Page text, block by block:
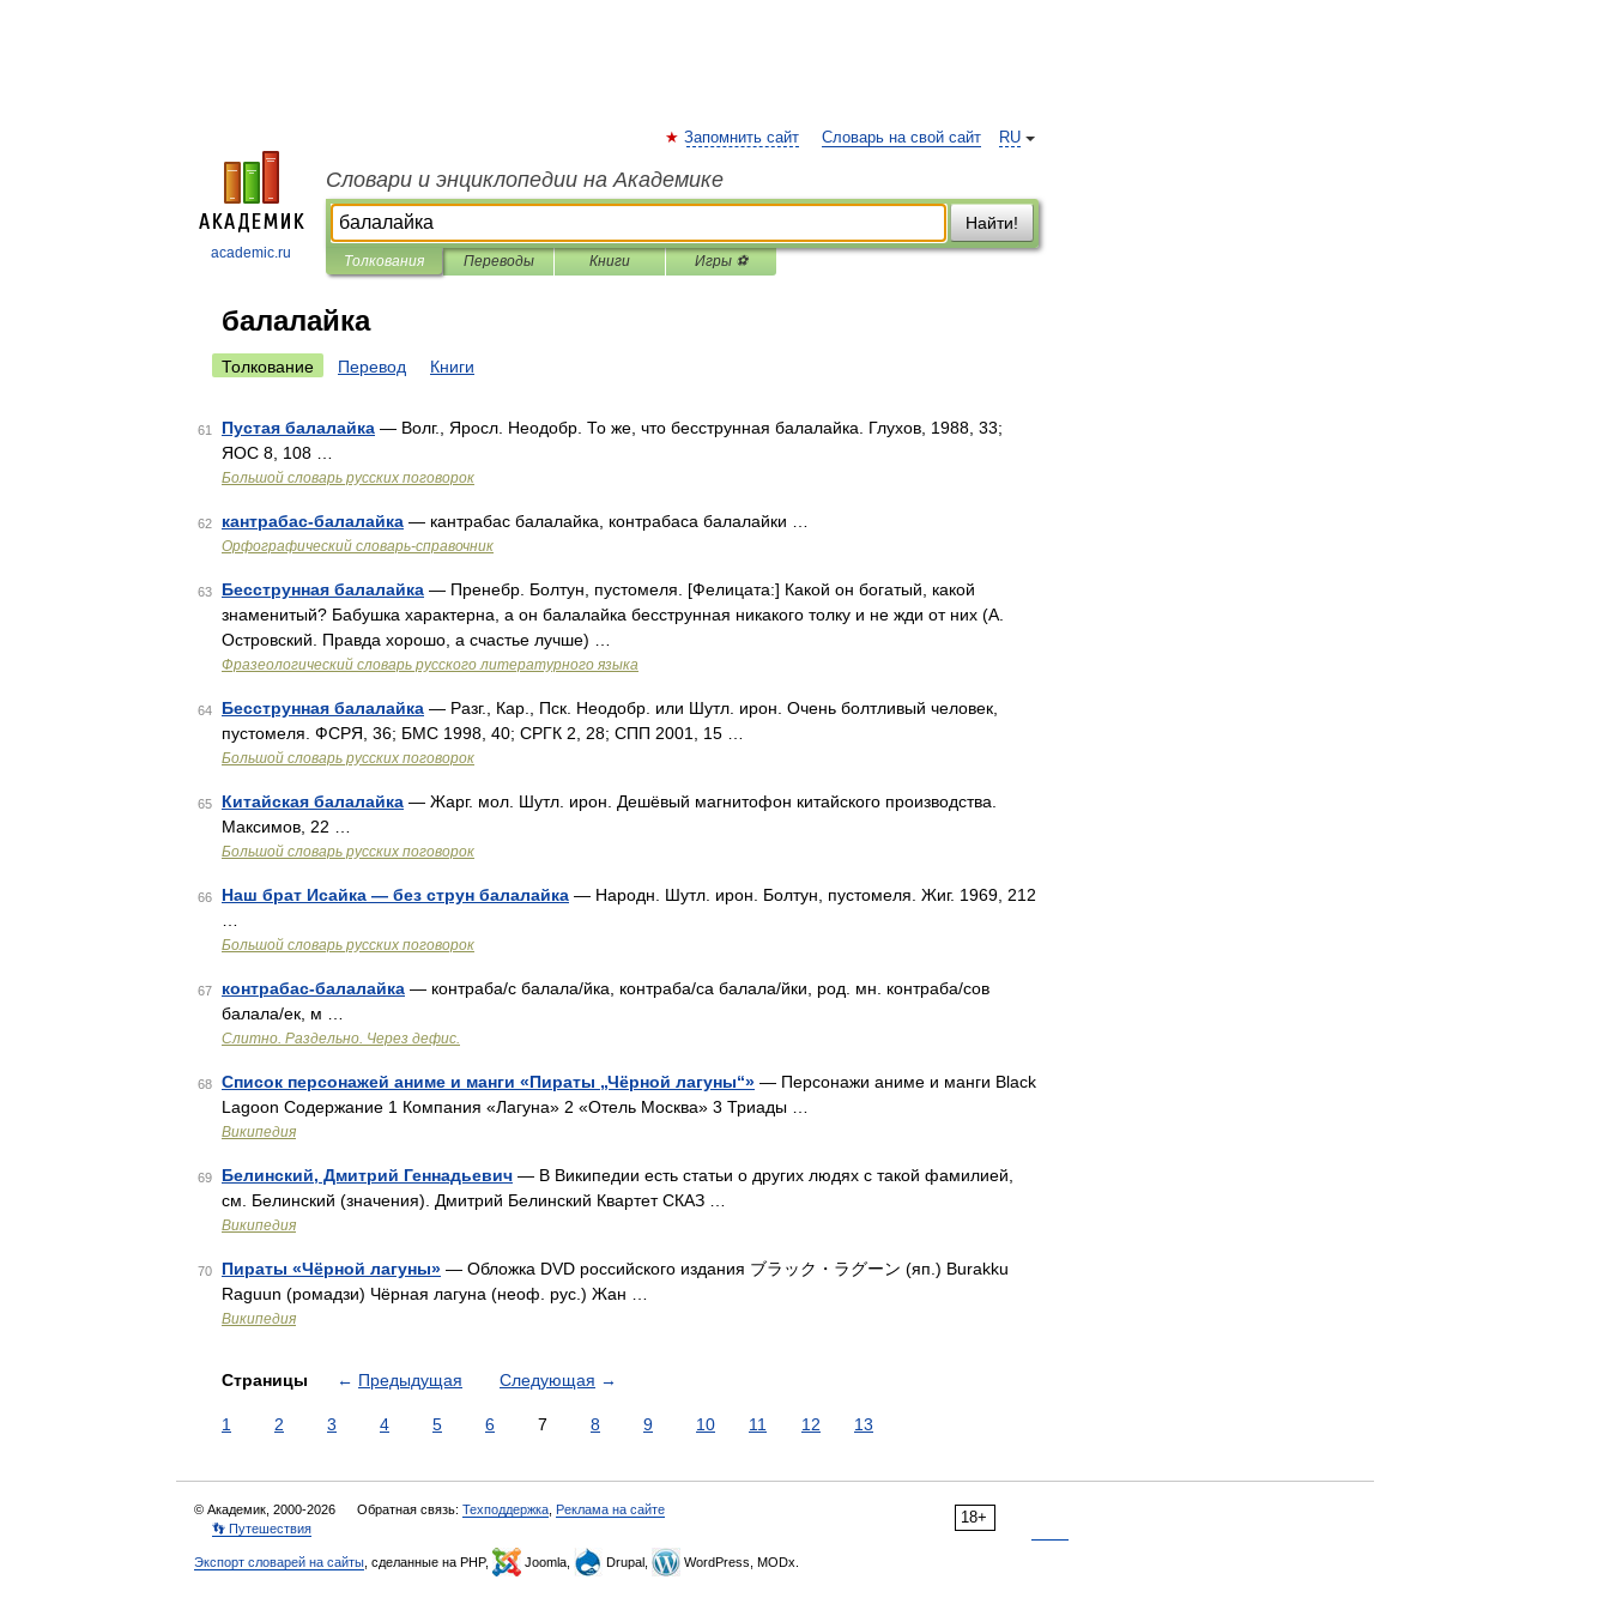
academic.ru
RU
Запомнить сайт Словарь на свой сайт
Словари и энциклопедии на Академике
Найти!
Толкования Переводы Книги Игры ⚽
балалайка
Толкование Перевод Книги
61 Пустая балалайка — Волг., Яросл. Неодобр. То же, что бесструнная балалайка. Глухов, 1988, 33;
ЯОС 8, 108 …
Большой словарь русских поговорок
62 кантрабас-балалайка — кантрабас балалайка, контрабаса балалайки …
Орфографический словарь-справочник
63 Бесструнная балалайка — Пренебр. Болтун, пустомеля. [Фелицата:] Какой он богатый, какой
знаменитый? Бабушка характерна, а он балалайка бесструнная никакого толку и не жди от них (А.
Островский. Правда хорошо, а счастье лучше) …
Фразеологический словарь русского литературного языка
64 Бесструнная балалайка — Разг., Кар., Пск. Неодобр. или Шутл. ирон. Очень болтливый человек,
пустомеля. ФСРЯ, 36; БМС 1998, 40; СРГК 2, 28; СПП 2001, 15 …
Большой словарь русских поговорок
65 Китайская балалайка — Жарг. мол. Шутл. ирон. Дешёвый магнитофон китайского производства.
Максимов, 22 …
Большой словарь русских поговорок
66 Наш брат Исайка — без струн балалайка — Народн. Шутл. ирон. Болтун, пустомеля. Жиг. 1969, 212
Большой словарь русских поговорок
67 контрабас-балалайка — контраба/с балала/йка, контраба/са балала/йки, род. мн. контраба/сов
балала/ек, м …
Слитно. Раздельно. Через дефис.
68 Список персонажей аниме и манги «Пираты „Чёрной лагуны“» — Персонажи аниме и манги Black
Lagoon Содержание 1 Компания «Лагуна» 2 «Отель Москва» 3 Триады …
Википедия
69 Белинский, Дмитрий Геннадьевич — В Википедии есть статьи о других людях с такой фамилией,
см. Белинский (значения). Дмитрий Белинский Квартет СКАЗ …
Википедия
70 Пираты «Чёрной лагуны» — Обложка DVD российского издания ブラック・ラグーン (яп.) Burakku
Raguun (ромадзи) Чёрная лагуна (неоф. рус.) Жан …
Википедия
Страницы ← Предыдущая Следующая →
1 2 3 4 5 6 7 8 9 10 11 12 13
18+
© Академик, 2000-2026 Обратная связь: Техподдержка Реклама на сайте
👣 Путешествия
Экспорт словарей на сайты , сделанные на PHP, Joomla, Drupal, WordPress, MODx.